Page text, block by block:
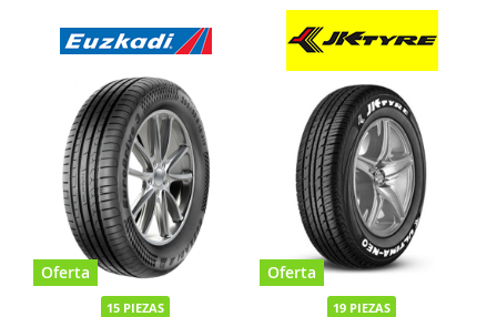
Oferta
15 PIEZAS
Oferta
19 PIEZAS